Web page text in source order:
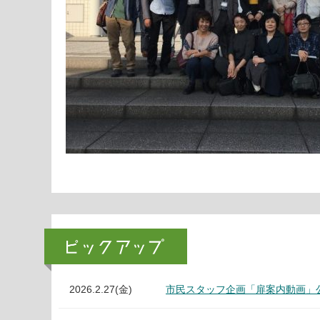
2026.2.27(金) 市民スタッフ企画「扉案内動画」